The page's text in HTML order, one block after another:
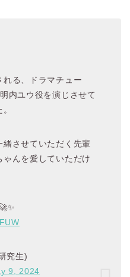
る、ドラマチュー
明内ユウ役を演じさせて
させていただく先輩
んを愛していただけ
究生)
9, 2024